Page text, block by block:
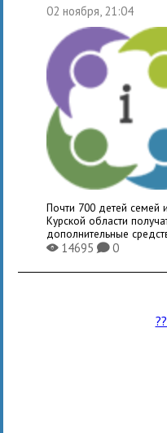
02 ноября, 21:04
Почти 700 детей семей
Курской области
дополнительные
X14695K0